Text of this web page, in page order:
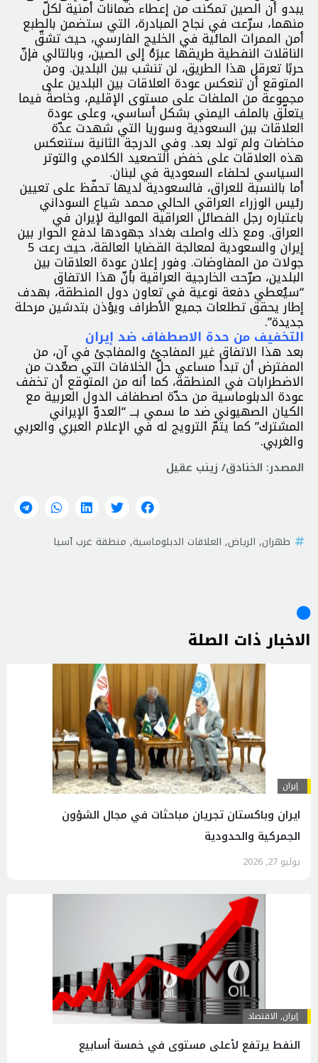
يبدو أن الصين تمكنت من إعطاء ضمانات أمنية لكلّ
منهما، سرّعت في نجاح المبادرة، التي ستضمن بالطبع
أمن الممرات المائية في الخليج الفارسي، حيث تشقّ
الناقلات النفطية طريقها عبرَهُ إلى الصين، وبالتالي فإنّ
حربًا تعرقل هذا الطريق، لن تنشب بين البلدين. ومن
المتوقع أن تنعكس عودة العلاقات بين البلدين على
مجموعة من الملفات على مستوى الإقليم، وخاصةً فيما
يتعلّق بالملف اليمني بشكل أساسي، وعلى عودة
العلاقات بين السعودية وسوريا التي شهدت عدّة
مخاضات ولم تولد بعد. وفي الدرجة الثانية ستنعكس
هذه العلاقات على خفض التصعيد الكلامي والتوتر
السياسي لحلفاء السعودية في لبنان.
أما بالنسبة للعراق، فالسعودية لديها تحفّظ على تعيين
رئيس الوزراء العراقي الحالي محمد شياع السوداني
باعتباره رجل الفصائل العراقية الموالية لإيران في
العراق. ومع ذلك واصلت بغداد جهودها لدفع الحوار بين
إيران والسعودية لمعالجة القضايا العالقة، حيث رعت 5
جولات من المفاوضات. وفور إعلان عودة العلاقات بين
البلدين، صرّحت الخارجية العراقية بأنّ هذا الاتفاق
“سيُعطي دفعة نوعية في تعاون دول المنطقة، بهدف
إطار يحقق تطلعات جميع الأطراف ويؤذن بتدشين مرحلة
جديدة”.
التخفيف من حدة الاصطفاف ضد إيران
بعد هذا الاتفاق غير المفاجئ والمفاجئ في آن، من
المفترض أن تبدأ مساعي حلّ الخلافات التي صعّدت من
الاضطرابات في المنطقة، كما أنه من المتوقع أن تخفف
عودة الدبلوماسية من حدّة اصطفاف الدول العربية مع
الكيان الصهيوني ضد ما سمي بـــ “العدوّ الإيراني
المشترك” كما يتمّ الترويج له في الإعلام العبري والعربي
والغربي.
المصدر: الخنادق/ زينب عقيل
طهران, الرياض, العلاقات الدبلوماسية, منطقة غرب آسيا
الاخبار ذات الصلة
إيران
ايران وباكستان تجريان مباحثات في مجال الشؤون
الجمركية والحدودية
يوليو 27, 2026
إيران, الاقتصاد
النفط يرتفع لأعلى مستوى في خمسة أسابيع